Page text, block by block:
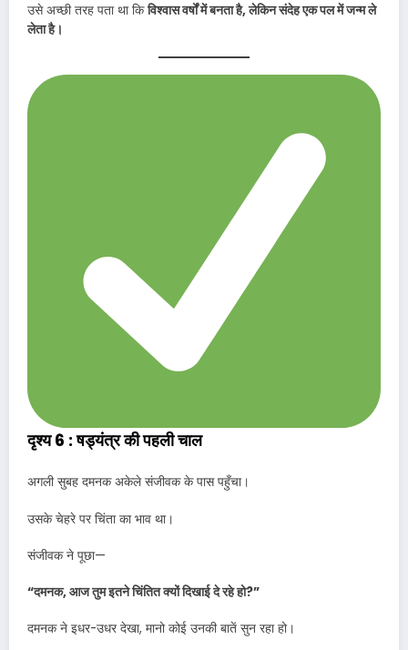
उसे अच्छी तरह पता था किविश्वास वर्षों में बनता है, लेकिन संदेह एक पल में जन्म ले
लेता है।
दृश्य 6 : षड्यंत्र की पहली चाल
अगली सुबह दमनक अकेले संजीवक के पास पहुँचा।
उसके चेहरे पर चिंता का भाव था।
संजीवक ने पूछा—
“दमनक, आज तुम इतने चिंतित क्यों दिखाई दे रहे हो?”
दमनक ने इधर-उधर देखा, मानो कोई उनकी बातें सुन रहा हो।